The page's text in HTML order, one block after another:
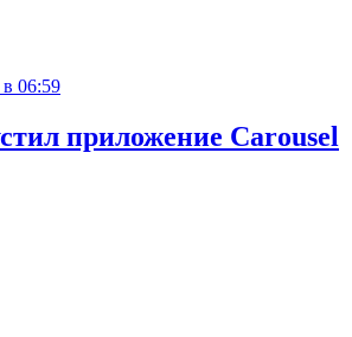
06:59
приложение Carousel